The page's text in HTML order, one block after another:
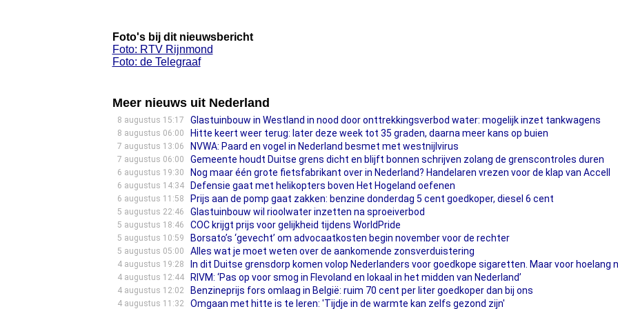
Foto's bij dit nieuwsbericht
Foto: RTV Rijnmond
Foto: de Telegraaf
Meer nieuws uit Nederland
8 augustus 15:17 Glastuinbouw in Westland in nood door onttrekkingsverbod water: mogelijk inzet tankwagens
8 augustus 06:00 Hitte keert weer terug: later deze week tot 35 graden, daarna meer kans op buien
7 augustus 13:06 NVWA: Paard en vogel in Nederland besmet met westnijlvirus
7 augustus 06:00 Gemeente houdt Duitse grens dicht en blijft bonnen schrijven zolang de grenscontroles duren
6 augustus 19:30 Nog maar één grote fietsfabrikant over in Nederland? Handelaren vrezen voor de klap van Accell
6 augustus 14:34 Defensie gaat met helikopters boven Het Hogeland oefenen
6 augustus 11:58 Prijs aan de pomp gaat zakken: benzine donderdag 5 cent goedkoper, diesel 6 cent
5 augustus 22:46 Glastuinbouw wil rioolwater inzetten na sproeiverbod
5 augustus 18:46 COC krijgt prijs voor gelijkheid tijdens WorldPride
5 augustus 10:59 Borsato’s ‘gevecht’ om advocaatkosten begin november voor de rechter
5 augustus 05:00 Alles wat je moet weten over de aankomende zonsverduistering
4 augustus 19:28 In dit Duitse grensdorp komen volop Nederlanders voor goedkope sigaretten. Maar voor hoelang
4 augustus 12:44 RIVM: ‘Pas op voor smog in Flevoland en lokaal in het midden van Nederland’
4 augustus 12:02 Benzineprijs fors omlaag in België: ruim 70 cent per liter goedkoper dan bij ons
4 augustus 11:32 Omgaan met hitte is te leren: 'Tijdje in de warmte kan zelfs gezond zijn'